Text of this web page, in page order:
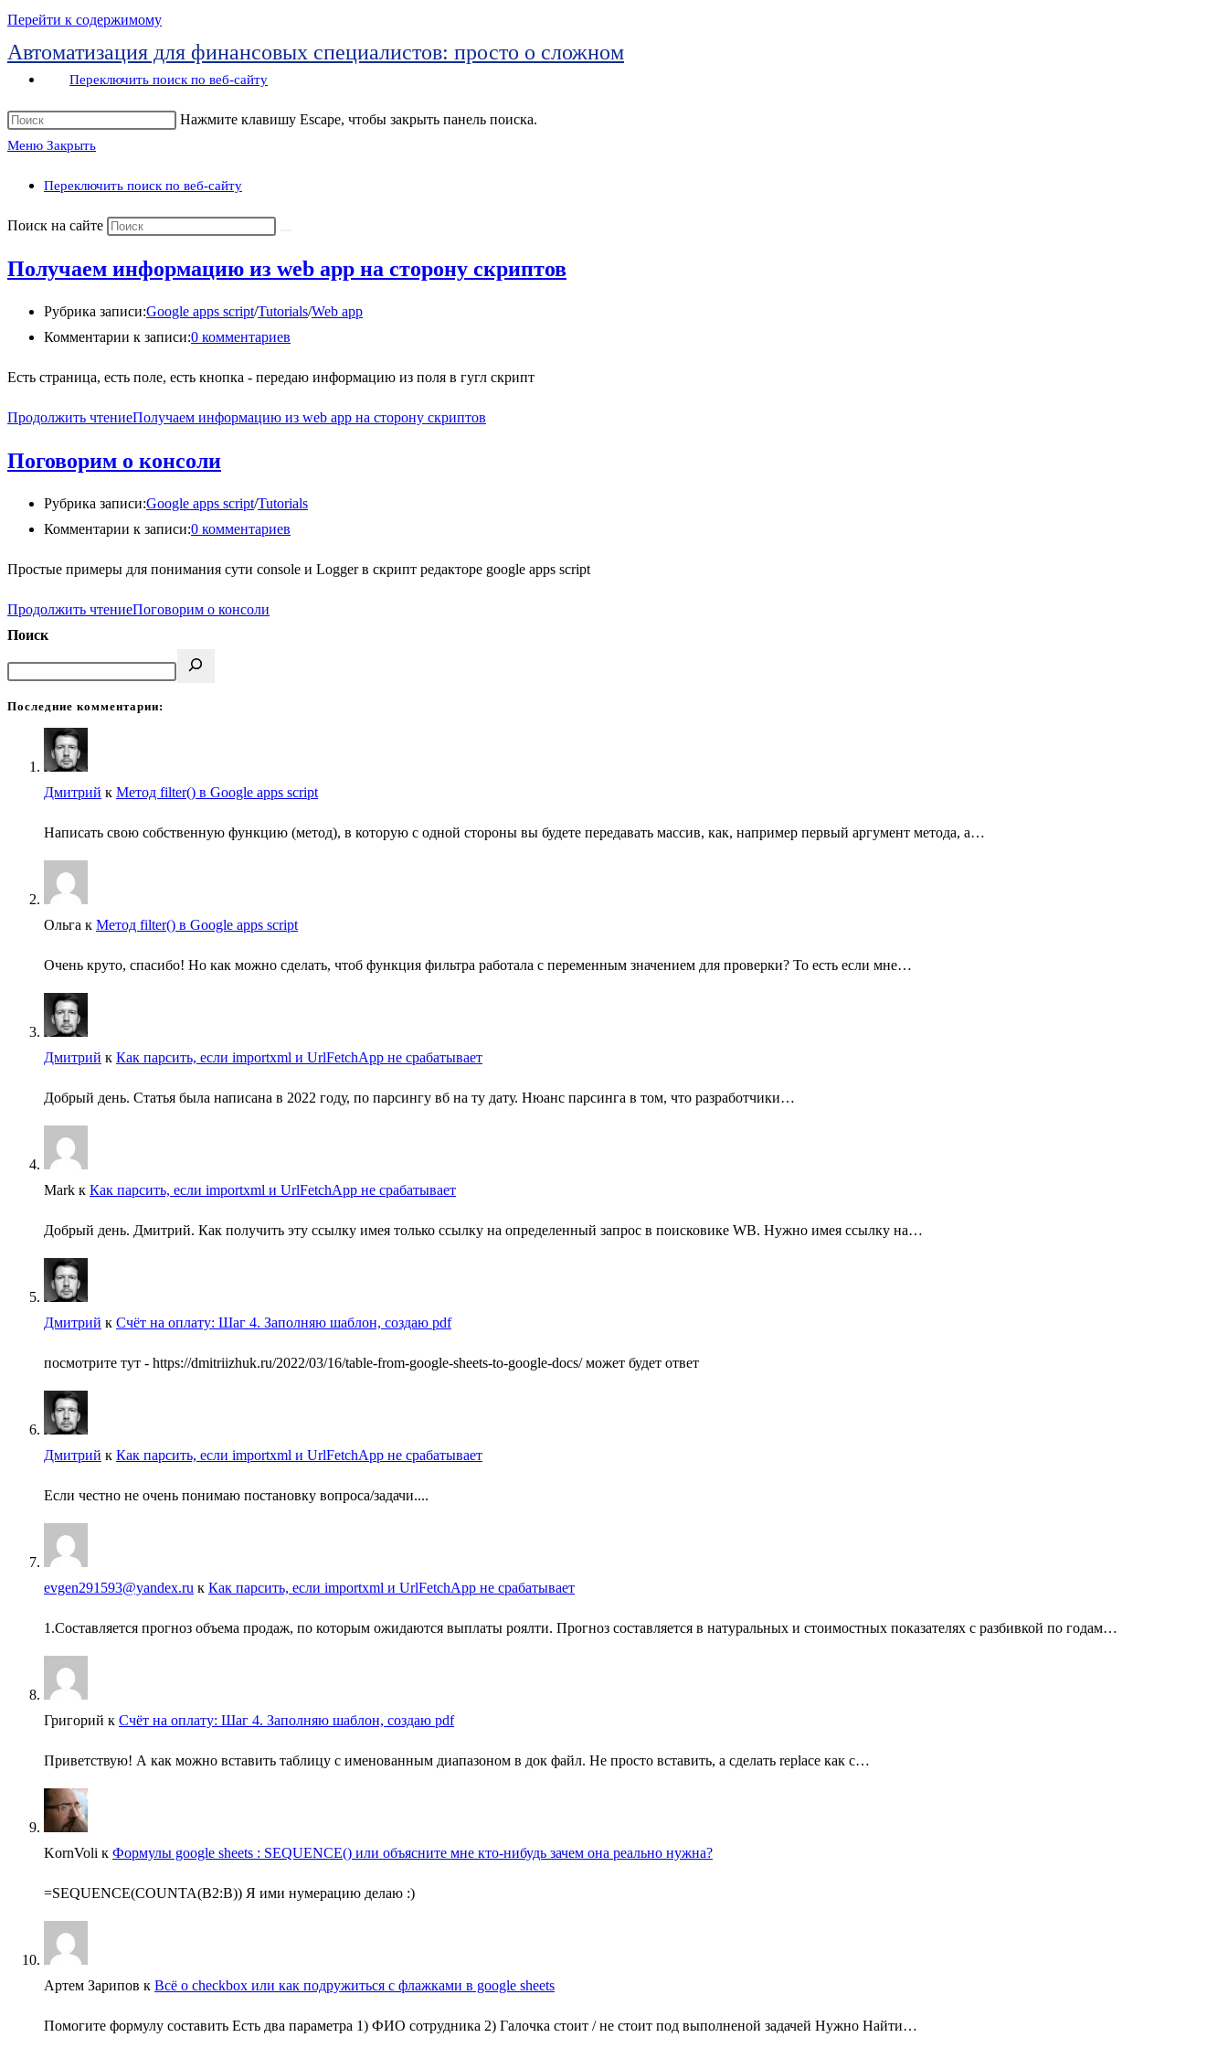
Перейти к содержимому
Автоматизация для финансовых специалистов: просто о сложном
Переключить поиск по веб-сайту
Нажмите клавишу Escape, чтобы закрыть панель поиска.
Меню Закрыть
Переключить поиск по веб-сайту
Поиск на сайте
Получаем информацию из web app на сторону скриптов
Рубрика записи:Google apps script/Tutorials/Web app
Комментарии к записи:0 комментариев
Есть страница, есть поле, есть кнопка - передаю информацию из поля в гугл скрипт
Продолжить чтениеПолучаем информацию из web app на сторону скриптов
Поговорим о консоли
Рубрика записи:Google apps script/Tutorials
Комментарии к записи:0 комментариев
Простые примеры для понимания сути console и Logger в скрипт редакторе google apps script
Продолжить чтениеПоговорим о консоли
Поиск
Последние комментарии:
Дмитрий к Метод filter() в Google apps script
Написать свою собственную функцию (метод), в которую с одной стороны вы будете передавать массив, как, например первый аргумент метода, а…
Ольга к Метод filter() в Google apps script
Очень круто, спасибо! Но как можно сделать, чтоб функция фильтра работала с переменным значением для проверки? То есть если мне…
Дмитрий к Как парсить, если importxml и UrlFetchApp не срабатывает
Добрый день. Статья была написана в 2022 году, по парсингу вб на ту дату. Нюанс парсинга в том, что разработчики…
Mark к Как парсить, если importxml и UrlFetchApp не срабатывает
Добрый день. Дмитрий. Как получить эту ссылку имея только ссылку на определенный запрос в поисковике WB. Нужно имея ссылку на…
Дмитрий к Счёт на оплату: Шаг 4. Заполняю шаблон, создаю pdf
посмотрите тут - https://dmitriizhuk.ru/2022/03/16/table-from-google-sheets-to-google-docs/ может будет ответ
Дмитрий к Как парсить, если importxml и UrlFetchApp не срабатывает
Если честно не очень понимаю постановку вопроса/задачи....
evgen291593@yandex.ru к Как парсить, если importxml и UrlFetchApp не срабатывает
1.Составляется прогноз объема продаж, по которым ожидаются выплаты роялти. Прогноз составляется в натуральных и стоимостных показателях с разбивкой по годам…
Григорий к Счёт на оплату: Шаг 4. Заполняю шаблон, создаю pdf
Приветствую! А как можно вставить таблицу с именованным диапазоном в док файл. Не просто вставить, а сделать replace как с…
KornVoli к Формулы google sheets : SEQUENCE() или объясните мне кто-нибудь зачем она реально нужна?
=SEQUENCE(COUNTA(B2:B)) Я ими нумерацию делаю :)
Артем Зарипов к Всё о checkbox или как подружиться с флажками в google sheets
Помогите формулу составить Есть два параметра 1) ФИО сотрудника 2) Галочка стоит / не стоит под выполненой задачей Нужно Найти…